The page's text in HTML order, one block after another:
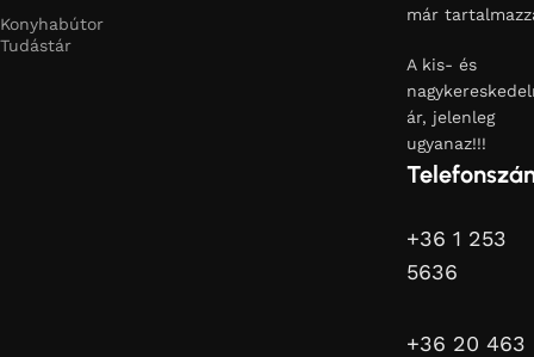
Konyhabútor
Tudástár
már
A kis- és
ár, jelenleg
ugyanaz!!!
+36 1 253
5636
+36 20 463